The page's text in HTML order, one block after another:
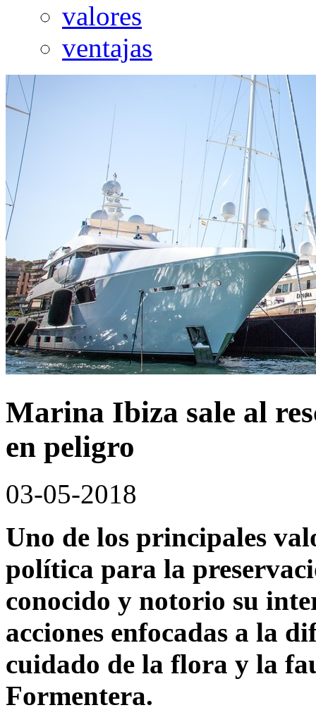
valores
ventajas
Marina Ibiza sale al
en peligro
03-05-2018
Uno de los principales
política para la
conocido y notorio su
acciones enfocadas a la
cuidado de la flora y la
Formentera.